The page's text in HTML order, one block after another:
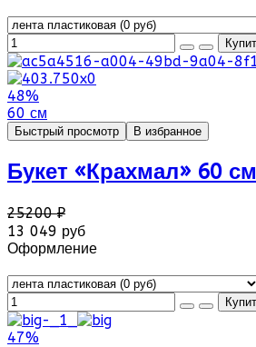
48%
60 см
Быстрый просмотр В избранное
Букет «Крахмал» 60 см
25200 ₽
13 049 руб
Оформление
47%